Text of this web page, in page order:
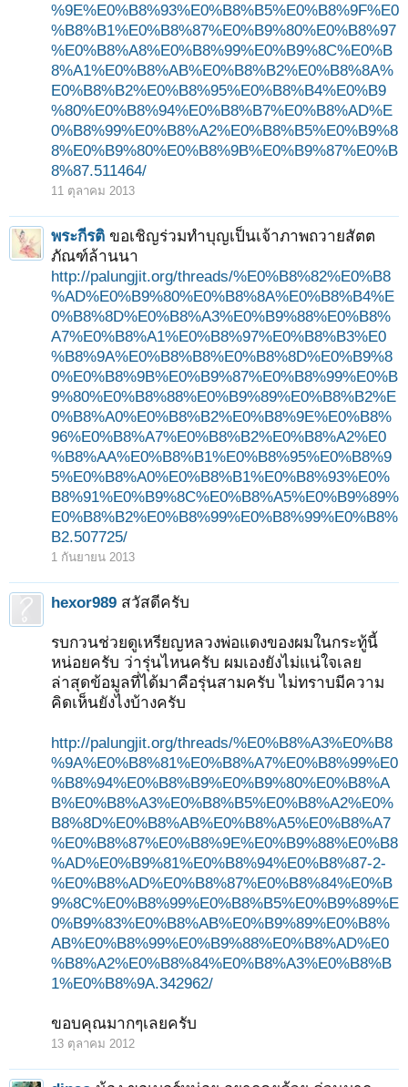
%9E%E0%B8%93%E0%B8%B5%E0%B8%9F%E0
%B8%B1%E0%B8%87%E0%B9%80%E0%B8%97
%E0%B8%A8%E0%B8%99%E0%B9%8C%E0%B
8%A1%E0%B8%AB%E0%B8%B2%E0%B8%8A%
E0%B8%B2%E0%B8%95%E0%B8%B4%E0%B9
%80%E0%B8%94%E0%B8%B7%E0%B8%AD%E
0%B8%99%E0%B8%A2%E0%B8%B5%E0%B9%8
8%E0%B9%80%E0%B8%9B%E0%B9%87%E0%B
8%87.511464/
11 ตุลาคม 2013
พระกีรติ ขอเชิญร่วมทำบุญเป็นเจ้าภาพถวายสัตต
ภัณฑ์ล้านนา
http://palungjit.org/threads/%E0%B8%82%E0%B8
%AD%E0%B9%80%E0%B8%8A%E0%B8%B4%E
0%B8%8D%E0%B8%A3%E0%B9%88%E0%B8%
A7%E0%B8%A1%E0%B8%97%E0%B8%B3%E0
%B8%9A%E0%B8%B8%E0%B8%8D%E0%B9%8
0%E0%B8%9B%E0%B9%87%E0%B8%99%E0%B
9%80%E0%B8%88%E0%B9%89%E0%B8%B2%E
0%B8%A0%E0%B8%B2%E0%B8%9E%E0%B8%
96%E0%B8%A7%E0%B8%B2%E0%B8%A2%E0
%B8%AA%E0%B8%B1%E0%B8%95%E0%B8%9
5%E0%B8%A0%E0%B8%B1%E0%B8%93%E0%
B8%91%E0%B9%8C%E0%B8%A5%E0%B9%89%
E0%B8%B2%E0%B8%99%E0%B8%99%E0%B8%
B2.507725/
1 กันยายน 2013
hexor989 สวัสดีครับ
รบกวนช่วยดูเหรียญหลวงพ่อแดงของผมในกระทู้นี้
หน่อยครับ ว่ารุ่นไหนครับ ผมเองยังไม่แน่ใจเลย
ล่าสุดข้อมูลที่ได้มาคือรุ่นสามครับ ไม่ทราบมีความ
คิดเห็นยังไงบ้างครับ
http://palungjit.org/threads/%E0%B8%A3%E0%B8
%9A%E0%B8%81%E0%B8%A7%E0%B8%99%E0
%B8%94%E0%B8%B9%E0%B9%80%E0%B8%A
B%E0%B8%A3%E0%B8%B5%E0%B8%A2%E0%
B8%8D%E0%B8%AB%E0%B8%A5%E0%B8%A7
%E0%B8%87%E0%B8%9E%E0%B9%88%E0%B8
%AD%E0%B9%81%E0%B8%94%E0%B8%87-2-
%E0%B8%AD%E0%B8%87%E0%B8%84%E0%B
9%8C%E0%B8%99%E0%B8%B5%E0%B9%89%E
0%B9%83%E0%B8%AB%E0%B9%89%E0%B8%
AB%E0%B8%99%E0%B9%88%E0%B8%AD%E0
%B8%A2%E0%B8%84%E0%B8%A3%E0%B8%B
1%E0%B8%9A.342962/
ขอบคุณมากๆเลยครับ
13 ตุลาคม 2012